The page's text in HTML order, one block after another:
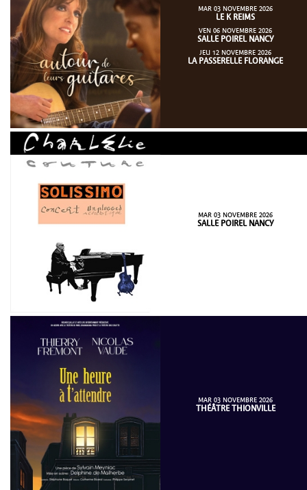
MAR 03 NOVEMBRE 2026
LE K REIMS
VEN 06 NOVEMBRE 2026
SALLE POIREL NANCY
JEU 12 NOVEMBRE 2026
LA PASSERELLE FLORANGE
MAR 03 NOVEMBRE 2026
SALLE POIREL NANCY
MAR 03 NOVEMBRE 2026
THÉÂTRE THIONVILLE